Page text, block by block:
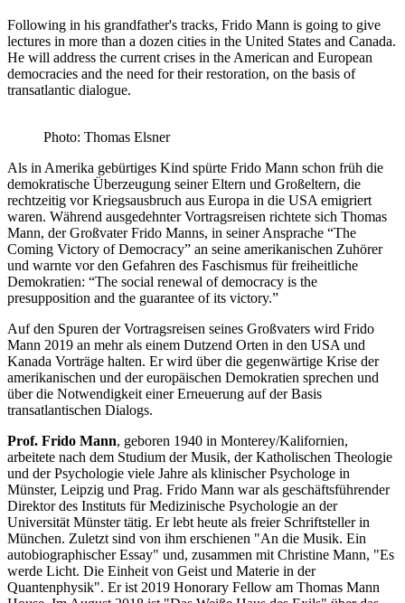
Following in his grandfather's tracks, Frido Mann is going to give
lectures in more than a dozen cities in the United States and Canada.
He will address the current crises in the American and European
democracies and the need for their restoration, on the basis of
transatlantic dialogue.
Photo: Thomas Elsner
Als in Amerika gebürtiges Kind spürte Frido Mann schon früh die
demokratische Überzeugung seiner Eltern und Großeltern, die
rechtzeitig vor Kriegsausbruch aus Europa in die USA emigriert
waren. Während ausgedehnter Vortragsreisen richtete sich Thomas
Mann, der Großvater Frido Manns, in seiner Ansprache “The
Coming Victory of Democracy” an seine amerikanischen Zuhörer
und warnte vor den Gefahren des Faschismus für freiheitliche
Demokratien: “The social renewal of democracy is the
presupposition and the guarantee of its victory.”
Auf den Spuren der Vortragsreisen seines Großvaters wird Frido
Mann 2019 an mehr als einem Dutzend Orten in den USA und
Kanada Vorträge halten. Er wird über die gegenwärtige Krise der
amerikanischen und der europäischen Demokratien sprechen und
über die Notwendigkeit einer Erneuerung auf der Basis
transatlantischen Dialogs.
Prof. Frido Mann, geboren 1940 in Monterey/Kalifornien,
arbeitete nach dem Studium der Musik, der Katholischen Theologie
und der Psychologie viele Jahre als klinischer Psychologe in
Münster, Leipzig und Prag. Frido Mann war als geschäftsführender
Direktor des Instituts für Medizinische Psychologie an der
Universität Münster tätig. Er lebt heute als freier Schriftsteller in
München. Zuletzt sind von ihm erschienen "An die Musik. Ein
autobiographischer Essay" und, zusammen mit Christine Mann, "Es
werde Licht. Die Einheit von Geist und Materie in der
Quantenphysik". Er ist 2019 Honorary Fellow am Thomas Mann